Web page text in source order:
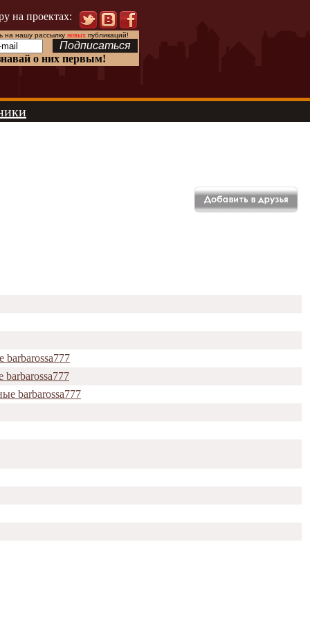
на проектах:
на нашу рассылку новыхпубликаций!
о них первым!
barbarossa777
barbarossa777
barbarossa777